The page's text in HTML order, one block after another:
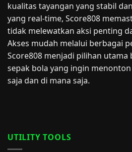
kualitas tayangan yang stabil
yang real-time, Score808
tidak melewatkan aksi penting
Akses mudah melalui berbagai
Score808 menjadi pilihan
sepak bola yang ingin
saja dan di mana saja.
UTILITY TOOLS